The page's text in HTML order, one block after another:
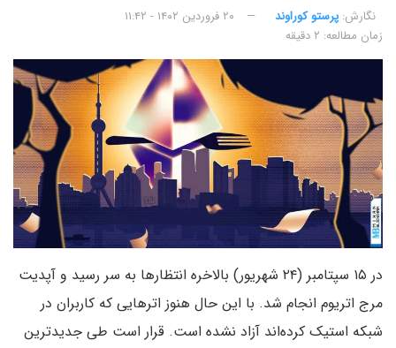
نگارش:‌ پرستو کوراوند
۲۰ فروردین ۱۴۰۲ - ۱۱:۴۲
زمان مطالعه: ۲ دقیقه
در ۱۵ سپتامبر (۲۴ شهریور) بالاخره انتظارها به سر رسید و آپدیت
مرج اتریوم انجام شد. با این حال هنوز اترهایی که کاربران در
شبکه استیک کرده‌اند آزاد نشده است. قرار است طی جدیدترین